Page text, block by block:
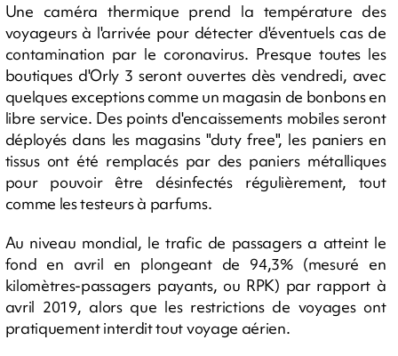
Une caméra thermique prend la température des
voyageurs à l'arrivée pour détecter d'éventuels cas de
contamination par le coronavirus. Presque toutes les
boutiques d'Orly 3 seront ouvertes dès vendredi, avec
quelques exceptions comme un magasin de bonbons en
libre service. Des points d'encaissements mobiles seront
déployés dans les magasins "duty free", les paniers en
tissus ont été remplacés par des paniers métalliques
pour pouvoir être désinfectés régulièrement, tout
comme les testeurs à parfums.
Au niveau mondial, le trafic de passagers a atteint le
fond en avril en plongeant de 94,3% (mesuré en
kilomètres-passagers payants, ou RPK) par rapport à
avril 2019, alors que les restrictions de voyages ont
pratiquement interdit tout voyage aérien.